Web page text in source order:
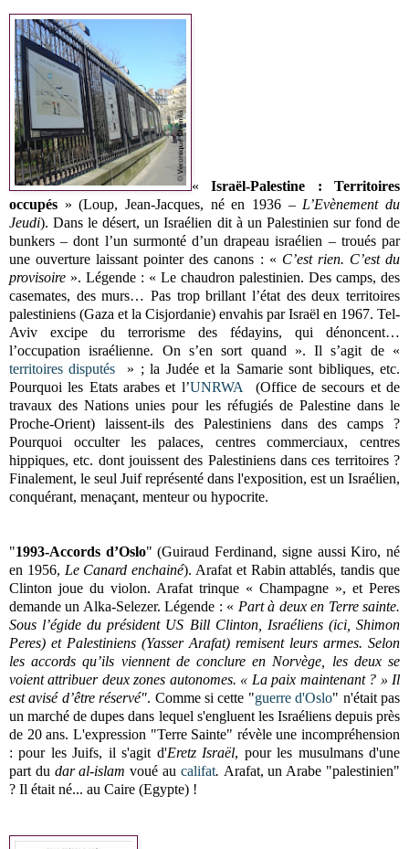
«Israël-Palestine : Territoires
occupés » (Loup, Jean-Jacques, né en 1936 – L’Evènement du
Jeudi). Dans le désert, un Israélien dit à un Palestinien sur fond de
bunkers – dont l’un surmonté d’un drapeau israélien – troués par
une ouverture laissant pointer des canons : « C’est rien. C’est du
provisoire ». Légende : « Le chaudron palestinien. Des camps, des
casemates, des murs… Pas trop brillant l’état des deux territoires
palestiniens (Gaza et la Cisjordanie) envahis par Israël en 1967. Tel-
Aviv excipe du terrorisme des fédayins, qui dénoncent…
l’occupation israélienne. On s’en sort quand ». Il s’agit de «
territoires disputés » ; la Judée et la Samarie sont bibliques, etc.
Pourquoi les Etats arabes et l’UNRWA
(Office de secours et de
travaux des Nations unies pour les réfugiés de Palestine dans le
Proche-Orient) laissent-ils des Palestiniens dans des camps ?
Pourquoi occulter les palaces, centres commerciaux, centres
hippiques, etc. dont jouissent des Palestiniens dans ces territoires ?
Finalement, le seul Juif représenté dans l'exposition, est un Israélien,
conquérant, menaçant, menteur ou hypocrite.
"1993-Accords d’Oslo" (Guiraud Ferdinand, signe aussi Kiro, né
en 1956, Le Canard enchainé). Arafat et Rabin attablés, tandis que
Clinton joue du violon. Arafat trinque « Champagne », et Peres
demande un Alka-Selezer. Légende : « Part à deux en Terre sainte.
Sous l’égide du président US Bill Clinton, Israéliens (ici, Shimon
Peres) et Palestiniens (Yasser Arafat) remisent leurs armes. Selon
les accords qu’ils viennent de conclure en Norvège, les deux se
voient attribuer deux zones autonomes. « La paix maintenant ? » Il
est avisé d’être réservé". Comme si cette "guerre d'Oslo" n'était pas
un marché de dupes dans lequel s'engluent les Israéliens depuis près
de 20 ans. L'expression "Terre Sainte" révèle une incompréhension
: pour les Juifs, il s'agit d'Eretz Israël, pour les musulmans d'une
part du dar al-islam voué au califat. Arafat, un Arabe "palestinien"
? Il était né... au Caire (Egypte) !